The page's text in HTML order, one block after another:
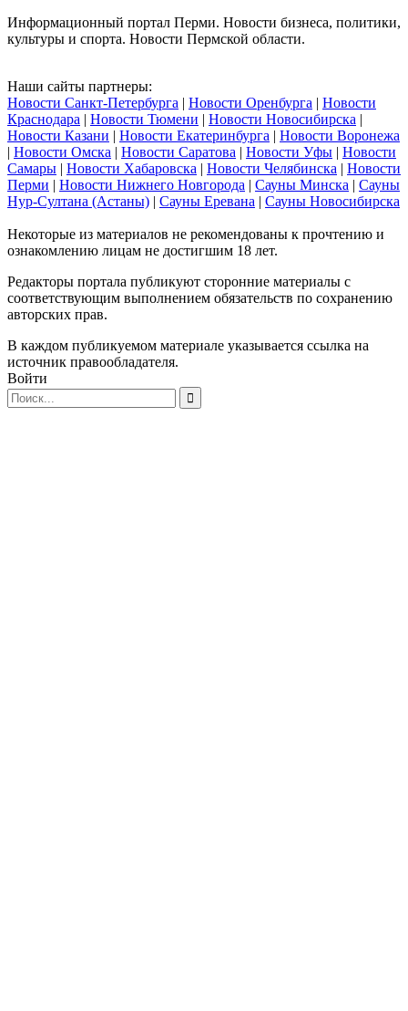
Информационный портал Перми. Новости бизнеса, политики,
культуры и спорта. Новости Пермской области.
Наши сайты партнеры:
Новости Санкт-Петербурга | Новости Оренбурга | Новости
Краснодара | Новости Тюмени | Новости Новосибирска |
Новости Казани | Новости Екатеринбурга | Новости Воронежа
| Новости Омска | Новости Саратова | Новости Уфы | Новости
Самары | Новости Хабаровска | Новости Челябинска | Новости
Перми | Новости Нижнего Новгорода | Сауны Минска | Сауны
Нур-Султана (Астаны) | Сауны Еревана | Сауны Новосибирска
Некоторые из материалов не рекомендованы к прочтению и
ознакомлению лицам не достигшим 18 лет.
Редакторы портала публикуют сторонние материалы с
соответствующим выполнением обязательств по сохранению
авторских прав.
В каждом публикуемом материале указывается ссылка на
источник правообладателя.
Войти